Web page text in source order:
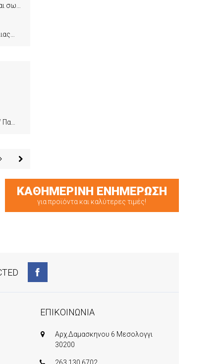
ΚΑΘΗΜΕΡΙΝΗ ΕΝΗΜΕΡΩΣΗ
για προϊόντα και καλύτερες τιμές!
ΕΠΙΚΟΙΝΩΝΙΑ
Αρχ.Δαμασκηνου 6 Μεσολογγι
30200